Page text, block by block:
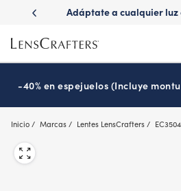
main
content
con
Adáptate a cualquier luz
-40% en espejuelos (Incluye
Inicio Marcas Lentes LensCrafters EC3504